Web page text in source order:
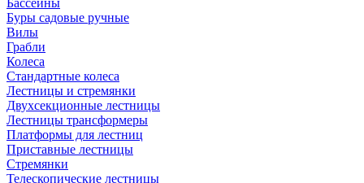
Бассейны
Буры садовые ручные
Вилы
Грабли
Колеса
Стандартные колеса
Лестницы и стремянки
Двухсекционные лестницы
Лестницы трансформеры
Платформы для лестниц
Приставные лестницы
Стремянки
Телескопические лестницы